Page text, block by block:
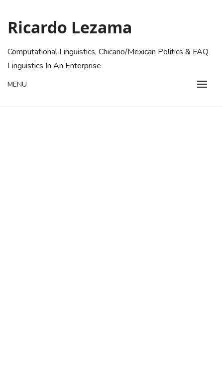
content
Ricardo Lezama
Computational Linguistics, Chicano/Mexican Politics & FAQ
Linguistics In An Enterprise
MENU